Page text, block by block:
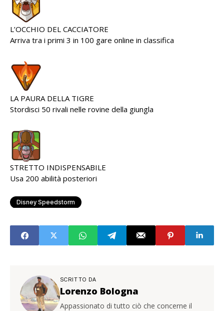
L’OCCHIO DEL CACCIATORE
Arriva tra i primi 3 in 100 gare online in classifica
LA PAURA DELLA TIGRE
Stordisci 50 rivali nelle rovine della giungla
STRETTO INDISPENSABILE
Usa 200 abilità posteriori
Disney Speedstorm
SCRITTO DA
Lorenzo Bologna
Appassionato di tutto ciò che concerne il